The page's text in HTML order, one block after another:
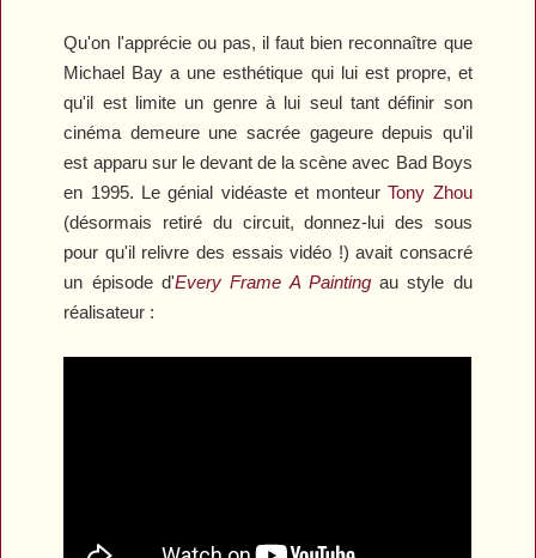
Qu'on l'apprécie ou pas, il faut bien reconnaître que
Michael Bay a une esthétique qui lui est propre, et
qu'il est limite un genre à lui seul tant définir son
cinéma demeure une sacrée gageure depuis qu'il
est apparu sur le devant de la scène avec Bad Boys
en 1995. Le génial vidéaste et monteurTony Zhou
(désormais retiré du circuit, donnez-lui des sous
pour qu'il relivre des essais vidéo !) avait consacré
un épisode d'Every Frame A Paintingau style du
réalisateur :